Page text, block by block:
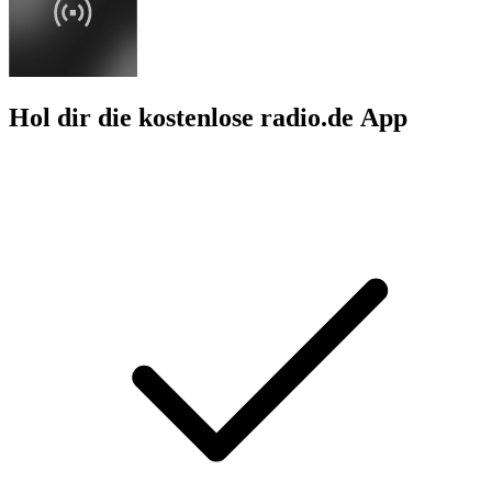
Hol dir die kostenlose radio.de App